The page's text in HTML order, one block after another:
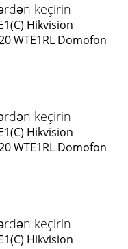
keçirin
Hikvision
WTE1RL Domofon
keçirin
Hikvision
WTE1RL Domofon
keçirin
Hikvision